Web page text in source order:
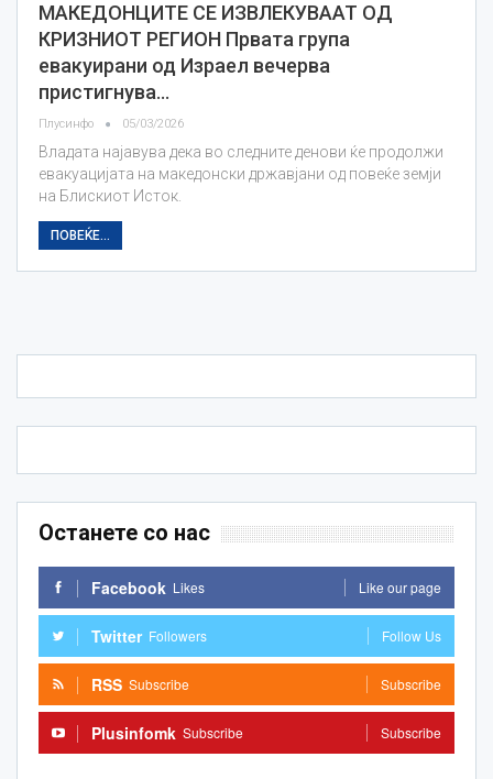
МАКЕДОНЦИТЕ СЕ ИЗВЛЕКУВААТ ОД
КРИЗНИОТ РЕГИОН Првата група
евакуирани од Израел вечерва
пристигнува…
Плусинфо 05/03/2026
Владата најавува дека во следните денови ќе продолжи
евакуацијата на македонски државјани од повеќе земји
на Блискиот Исток.
ПОВЕЌЕ...
Останете со нас
Facebook Likes Like our page
Twitter Followers Follow Us
RSS Subscribe Subscribe
Plusinfomk Subscribe Subscribe